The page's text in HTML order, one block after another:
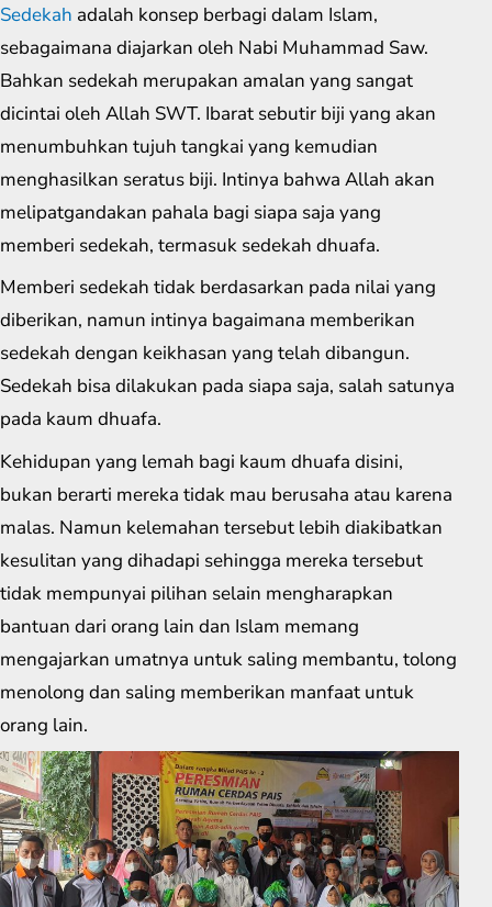
Sedekah adalah konsep berbagi dalam Islam,
sebagaimana diajarkan oleh Nabi Muhammad Saw.
Bahkan sedekah merupakan amalan yang sangat
dicintai oleh Allah SWT. Ibarat sebutir biji yang akan
menumbuhkan tujuh tangkai yang kemudian
menghasilkan seratus biji. Intinya bahwa Allah akan
melipatgandakan pahala bagi siapa saja yang
memberi sedekah, termasuk sedekah dhuafa.
Memberi sedekah tidak berdasarkan pada nilai yang
diberikan, namun intinya bagaimana memberikan
sedekah dengan keikhasan yang telah dibangun.
Sedekah bisa dilakukan pada siapa saja, salah satunya
pada kaum dhuafa.
Kehidupan yang lemah bagi kaum dhuafa disini,
bukan berarti mereka tidak mau berusaha atau karena
malas. Namun kelemahan tersebut lebih diakibatkan
kesulitan yang dihadapi sehingga mereka tersebut
tidak mempunyai pilihan selain mengharapkan
bantuan dari orang lain dan Islam memang
mengajarkan umatnya untuk saling membantu, tolong
menolong dan saling memberikan manfaat untuk
orang lain.